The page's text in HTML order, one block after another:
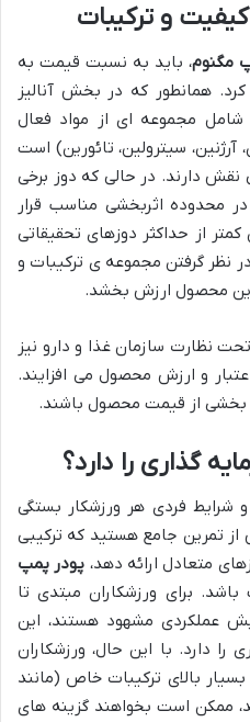
و ترکیبات
مگنوم، باید به نسبت قیمت به
همانطور که در بخش آنالیز
شامل مجموعه ای از مواد فعال
آرژنین، سیترولین، تائورین) است
دارند. در حالی که دوز برخی
در محدوده اثربخشی مناسب قرار
کمتر از حداکثر دوزهای تحقیقاتی
نظر گرفتن مجموعه ی ترکیبات و
این محصول ارزش بخشد.
نظارت سازمان غذا و دارو نیز
و ارزش محصول می افزایند.
بخشی از قیمت محصول باشند.
گذاری را دارد؟
شرایط فردی هر ورزشکار بستگی
تمرین جامع هستید که ترکیبی
متعادل ارائه دهد، پودر پمپ
برای ورزشکاران مبتدی تا
عملکردی مشهود هستند، این
دارد. با این حال، ورزشکاران
بالای ترکیبات خاص (مانند
ممکن است بخواهند گزینه های